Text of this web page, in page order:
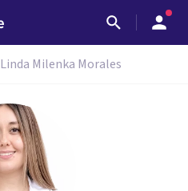
Linda Milenka Morales